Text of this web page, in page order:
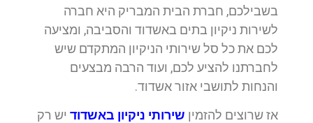
בשבילכם, חברת הבית המבריק היא חברה
לשירות ניקיון בתים באשדוד והסביבה, ומציעה
לכם את כל סל שירותי הניקיון המתקדם שיש
לחברתנו להציע לכם, ועוד הרבה מבצעים
והנחות לתושבי אזור אשדוד.
אז שרוצים להזמין שירותי ניקיון באשדוד יש רק